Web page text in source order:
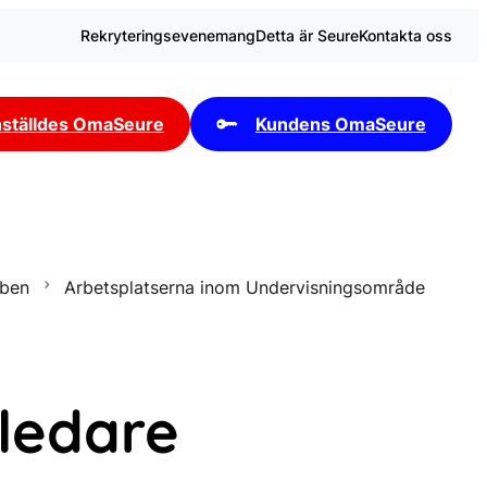
RekryteringsevenemangDetta är SeureKontakta oss
OmaSeure Kundens OmaSeure
Arbetsplatserna inom Undervisningsområde